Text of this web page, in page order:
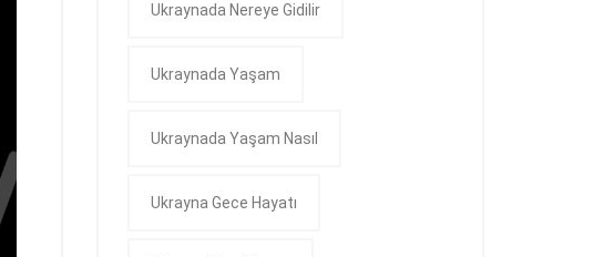
Ukraynada Nereye Gidilir
Ukraynada Yaşam
Ukraynada Yaşam Nasıl
Ukrayna Gece Hayatı